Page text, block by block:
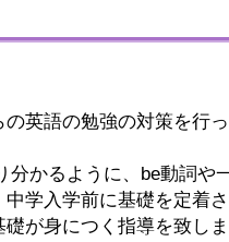
英語の勉強の対策を行
分かるように、be動詞や
中学入学前に基礎を定着
が身につく指導を致し